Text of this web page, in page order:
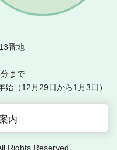
番地
まで
（12月29日から1月3日）
内
Rights Reserved.